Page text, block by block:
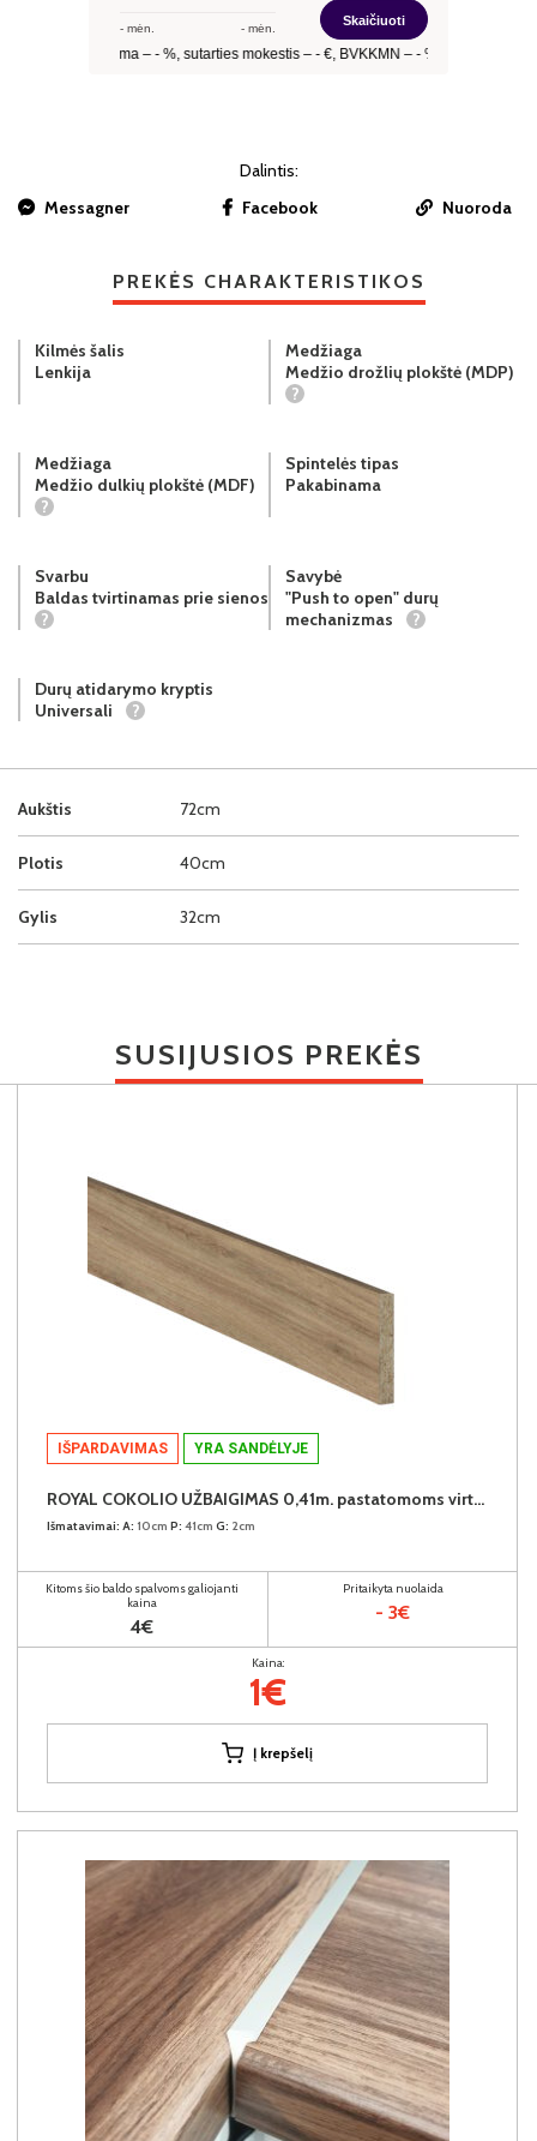
Dalintis:
Messagner
Facebook Nuoroda
PREKĖS CHARAKTERISTIKOS
Aukštis 72cm
Plotis 40cm
Gylis 32cm
Kilmės šalis
Lenkija
Medžiaga
Medžio drožlių plokštė (MDP)
?
Medžiaga
Medžio dulkių plokštė (MDF)
?
Spintelės tipas
Pakabinama
Svarbu
Baldas tvirtinamas prie sienos
?
Savybė
"Push to open" durų
mechanizmas
?
Durų atidarymo kryptis
Universali
?
SUSIJUSIOS PREKĖS
IŠPARDAVIMAS YRA SANDĖLYJE
ROYAL COKOLIO UŽBAIGIMAS 0,41m. pastatomoms virtuvės spintelėms (komplekte - 2vnt.) (Dab Dziki)
Išmatavimai: A: 10cm P: 41cm G: 2cm
Kitoms šio baldo spalvoms galiojanti
kaina
4€
Pritaikyta nuolaida
- 3€
Kaina:
1€
Į krepšelį